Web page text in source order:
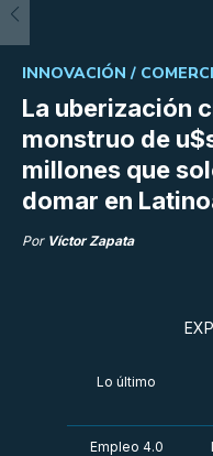
La uberización
monstruo de
millones que
domar en
INNOVACIÓN /
Por Víctor Zapata
Lo último
Empleo 4.0